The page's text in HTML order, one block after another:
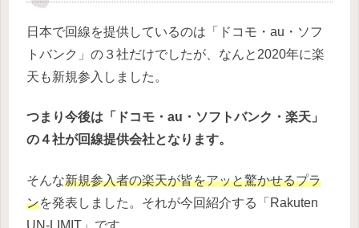
日本で回線を提供しているのは「ドコモ・au・ソフ
トバンク」の３社だけでしたが、なんと2020年に楽
天も新規参入しました。
つまり今後は「ドコモ・au・ソフトバンク・楽天」
の４社が回線提供会社となります。
そんな新規参入者の楽天が皆をアッと驚かせるプラ
ンを発表しました。それが今回紹介する「Rakuten
UN-LIMIT」です。